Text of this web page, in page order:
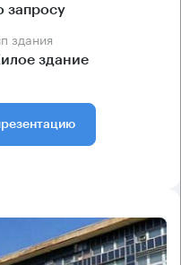
запросу
здания
здание